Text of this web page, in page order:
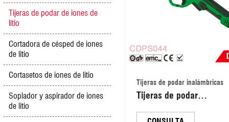
Tijeras de podar de iones de
litio
Cortadora de césped de iones
de litio
Cortasetos de iones de litio
Soplador y aspirador de iones
de litio
Tijeras de podar inalámbricas
Tijeras de podar